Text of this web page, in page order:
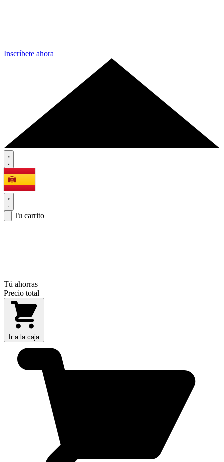
Inscríbete ahora
Tu carrito
Tú ahorras
Precio total
Ir a la caja